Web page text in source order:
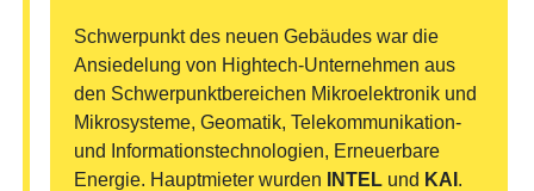
Schwerpunkt des neuen Gebäudes war die
Ansiedelung von Hightech-Unternehmen aus
den Schwerpunktbereichen Mikroelektronik und
Mikrosysteme, Geomatik, Telekommunikation-
und Informationstechnologien, Erneuerbare
Energie. Hauptmieter wurden
INTEL und KAI .